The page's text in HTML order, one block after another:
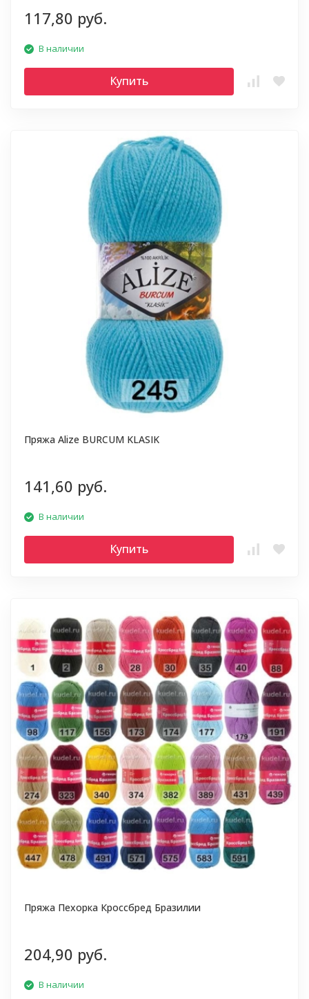
117,80 руб.
В наличии
Купить
Пряжа Alize BURCUM KLASIK
141,60 руб.
В наличии
Купить
Пряжа Пехорка Кроссбред Бразилии
204,90 руб.
В наличии